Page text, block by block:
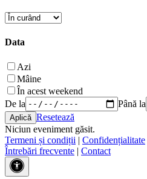
Data
Azi
Mâine
În acest weekend
De la
Până la
Resetează
Niciun eveniment găsit.
Termeni și condiții | Confidențialitate
Întrebări frecvente | Contact